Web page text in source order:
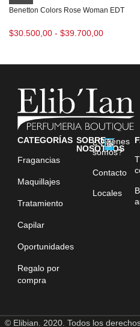
Benetton Colors Rose Woman EDT
$30.500,00 - $39.700,00
CATEGORÍAS
Fragancias
Maquillajes
Tratamiento
Capilar
Oportunidades
Regalo por
compra
SOBRE
NOSOTROS
¿Quiénes
somos?
Contacto
Locales
© Elibian. 2020. Todos los